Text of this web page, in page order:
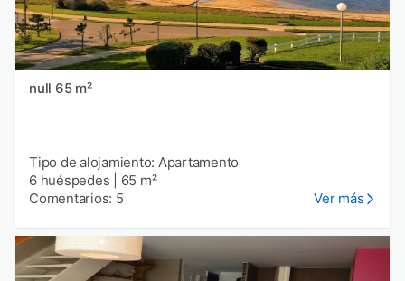
null 65 m²
Tipo de alojamiento: Apartamento
6 huéspedes
65 m²
Comentarios: 5
Ver más